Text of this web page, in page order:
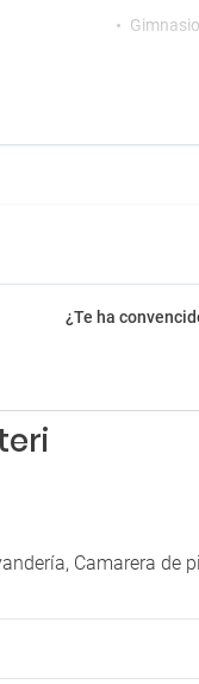
Gimnasio
¿Te ha
Camarera de